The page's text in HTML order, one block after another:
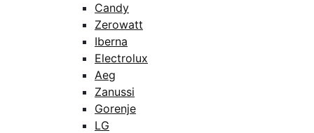
Candy
Zerowatt
Iberna
Electrolux
Aeg
Zanussi
Gorenje
LG